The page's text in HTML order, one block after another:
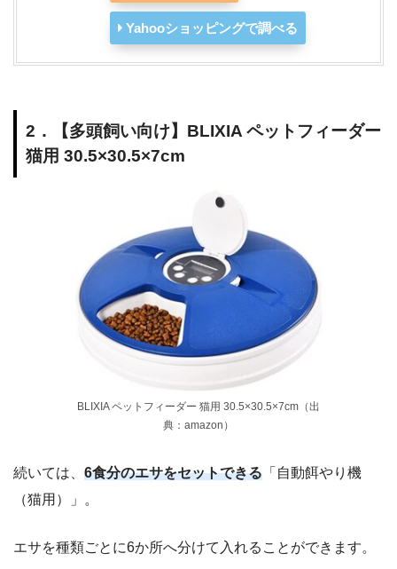
Yahooショッピングで調べる
2．【多頭飼い向け】BLIXIA ペットフィーダー
猫用 30.5×30.5×7cm
BLIXIA ペットフィーダー 猫用 30.5×30.5×7cm（出
典：amazon）
続いては、 6食分のエサをセットできる 「自動餌やり機
（猫用）」。
エサを種類ごとに6か所へ分けて入れることができます。